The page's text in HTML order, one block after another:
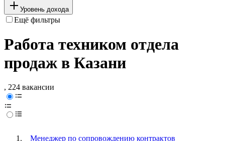
Уровень дохода
Ещё фильтры
Работа техником отдела
продаж в Казани
, 224 вакансии
Менеджер по сопровождению контрактов